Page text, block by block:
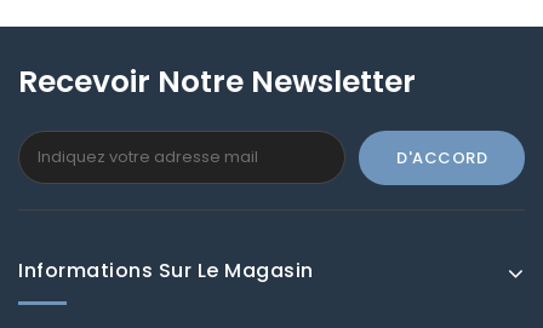
Recevoir Notre Newsletter
Informations Sur Le Magasin